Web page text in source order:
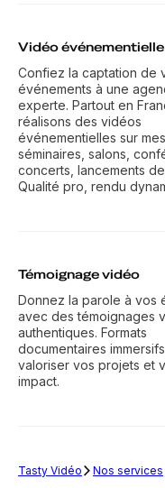
Vidéo événementielle
Confiez la captation de
événements à une
experte. Partout en
réalisons des vidéos
événementielles sur
séminaires, salons,
concerts, lancements
Qualité pro, rendu
Témoignage vidéo
Donnez la parole à vos
avec des témoignages
authentiques. Formats
documentaires
valoriser vos projets et
impact.
Tasty Vidéo Nos services